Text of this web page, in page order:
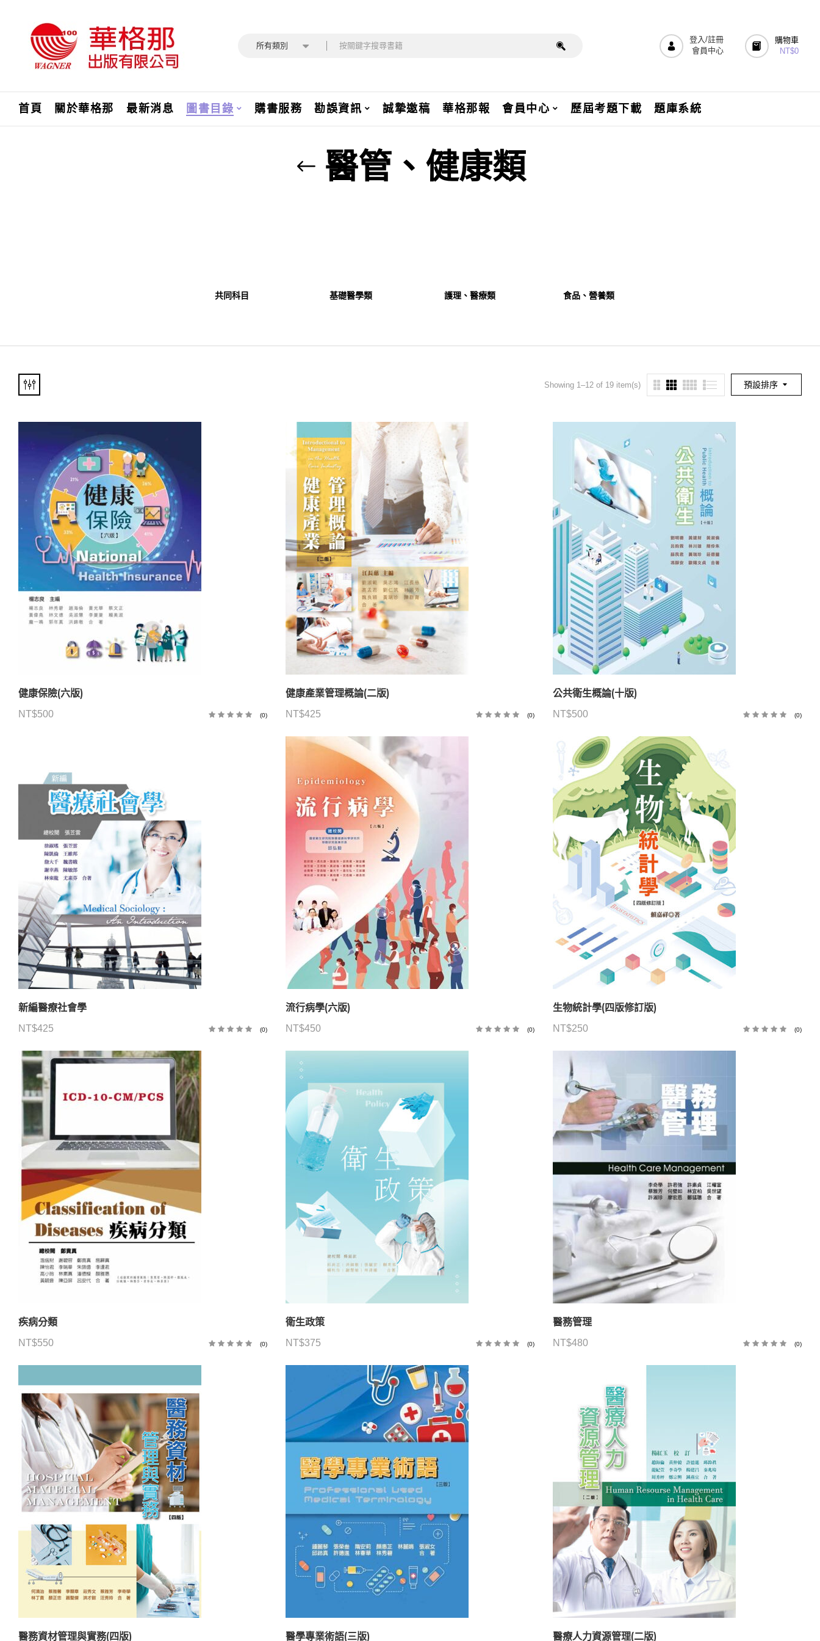
所有類別
登入/註冊
會員中心
購物車
NT$0
首頁 關於華格那 最新消息 圖書目錄 購書服務 勘誤資訊 誠摯邀稿 華格那報 會員中心 歷屆考題下載 題庫系統
醫管、健康類
共同科目 基礎醫學類 護理、醫療類 食品、營養類
預設排序
Showing 1–12 of 19 item(s)
健康保險(六版)
NT$500 (0)
健康產業管理概論(二版)
NT$425 (0)
公共衛生概論(十版)
NT$500 (0)
新編醫療社會學
NT$425 (0)
流行病學(六版)
NT$450 (0)
生物統計學(四版修訂版)
NT$250 (0)
疾病分類
NT$550 (0)
衛生政策
NT$375 (0)
醫務管理
NT$480 (0)
醫務資材管理與實務(四版) 醫學專業術語(三版) 醫療人力資源管理(二版)